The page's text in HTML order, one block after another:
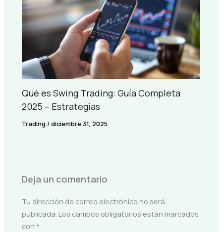
Qué es Swing Trading: Guía Completa
2025 – Estrategias
Trading /diciembre 31, 2025
Deja un comentario
Tu dirección de correo electrónico no será
publicada. Los campos obligatorios están marcados
con *